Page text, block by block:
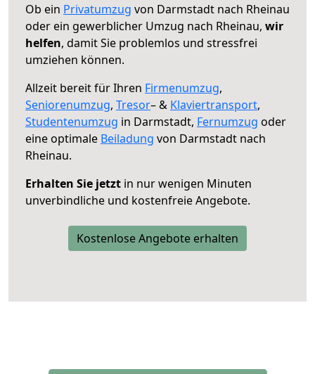
Ob ein Privatumzug von Darmstadt nach Rheinau
oder ein gewerblicher Umzug nach Rheinau, wir
helfen, damit Sie problemlos und stressfrei
umziehen können.
Allzeit bereit für Ihren Firmenumzug,
Seniorenumzug, Tresor– & Klaviertransport,
Studentenumzug in Darmstadt, Fernumzug oder
eine optimale Beiladung von Darmstadt nach
Rheinau.
Erhalten Sie jetzt in nur wenigen Minuten
unverbindliche und kostenfreie Angebote.
Kostenlose Angebote erhalten